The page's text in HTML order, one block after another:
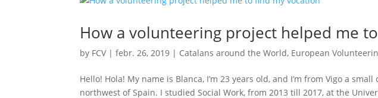
How a volunteering project helped me
by FCV |febr. 26, 2019 | Catalans around the World, European
Hello! Hola! My name is Blanca, I’m 23 years old, and I’m from Vigo a
northwest of Spain. I studied Social Work, from 2013 till 2017, at the